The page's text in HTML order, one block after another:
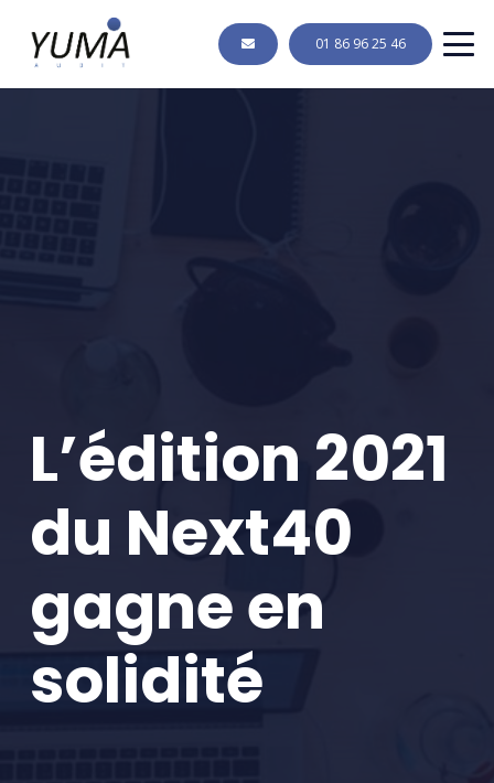
01 86 96 25 46
L’édition 2021
du Next40
gagne en
solidité